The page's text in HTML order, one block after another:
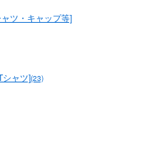
ツ・キャップ等]
シャツ](23)